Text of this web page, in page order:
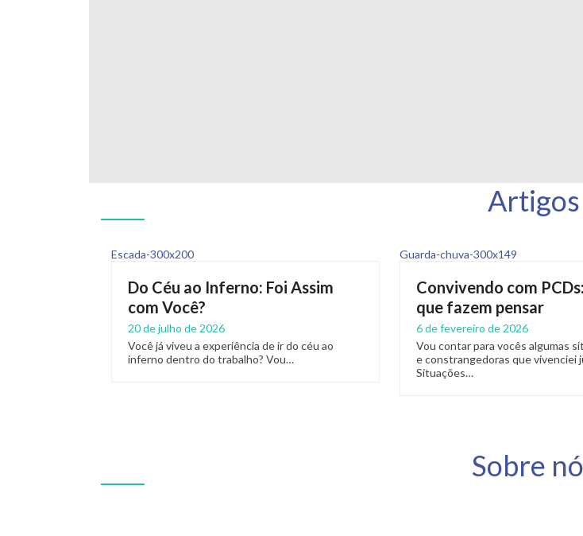
Artigos
Do Céu ao Inferno: Foi Assim
com Você?
20 de julho de 2026
Você já viveu a experiência de ir do céu ao
inferno dentro do trabalho? Vou…
Convivendo com
que fazem pensar
6 de fevereiro de 2026
Vou contar para vocês algumas
e constrangedoras que vivenciei
Situações…
Sobre